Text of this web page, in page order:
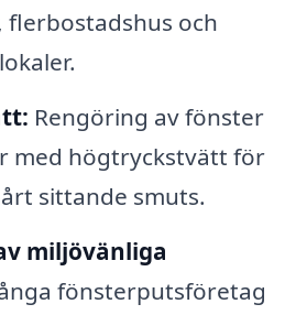
flerbostadshus och
Rengöring av fönster
med högtryckstvätt för
sittande smuts.
miljövänliga
fönsterputsföretag